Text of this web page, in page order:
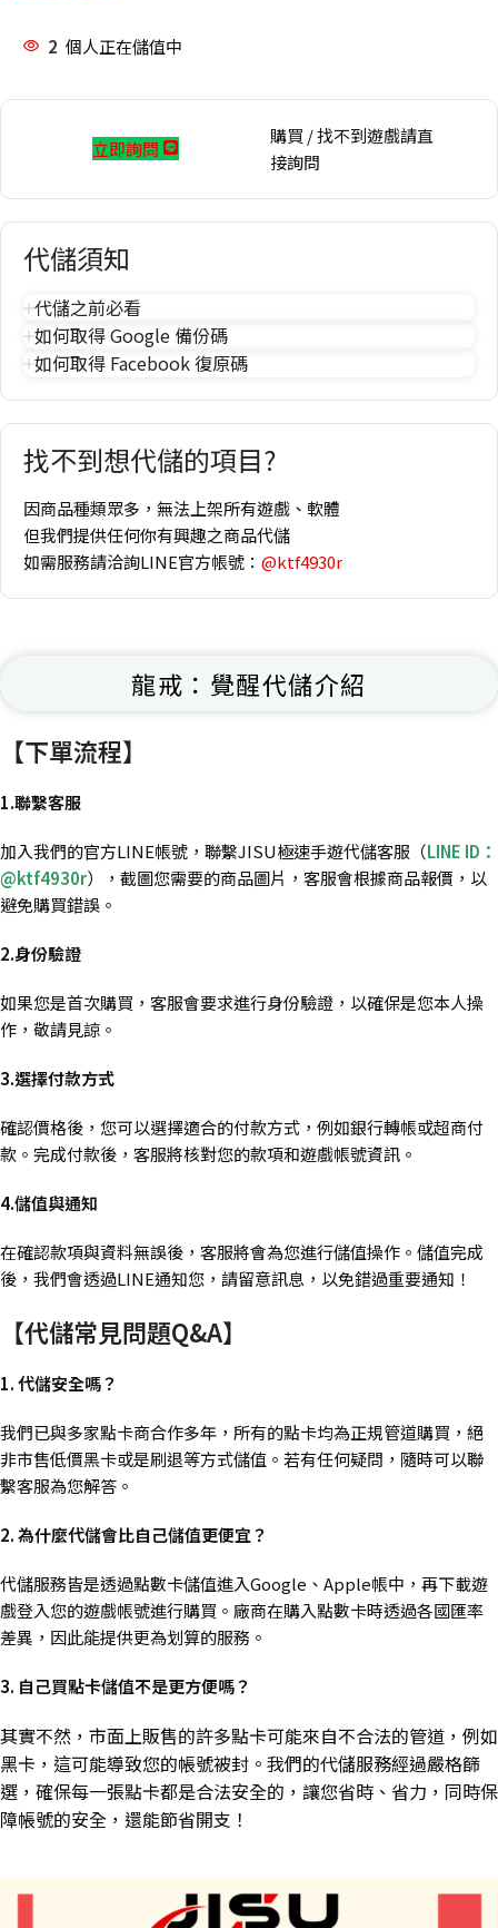
2 個人正在儲值中
立即詢問
購買 / 找不到遊戲請直
接詢問
代儲須知
代儲之前必看
如何取得 Google 備份碼
如何取得 Facebook 復原碼
找不到想代儲的項目?
因商品種類眾多，無法上架所有遊戲、軟體
但我們提供任何你有興趣之商品代儲
如需服務請洽詢LINE官方帳號： @ktf4930r
龍戒：覺醒代儲介紹
【下單流程】
1.聯繫客服
加入我們的官方LINE帳號，聯繫JISU極速手遊代儲客服（LINE ID：
@ktf4930r），截圖您需要的商品圖片，客服會根據商品報價，以
避免購買錯誤。
2.身份驗證
如果您是首次購買，客服會要求進行身份驗證，以確保是您本人操
作，敬請見諒。
3.選擇付款方式
確認價格後，您可以選擇適合的付款方式，例如銀行轉帳或超商付
款。完成付款後，客服將核對您的款項和遊戲帳號資訊。
4.儲值與通知
在確認款項與資料無誤後，客服將會為您進行儲值操作。儲值完成
後，我們會透過LINE通知您，請留意訊息，以免錯過重要通知！
【代儲常見問題Q&A】
1. 代儲安全嗎？
我們已與多家點卡商合作多年，所有的點卡均為正規管道購買，絕
非市售低價黑卡或是刷退等方式儲值。若有任何疑問，隨時可以聯
繫客服為您解答。
2. 為什麼代儲會比自己儲值更便宜？
代儲服務皆是透過點數卡儲值進入Google、Apple帳中，再下載遊
戲登入您的遊戲帳號進行購買。廠商在購入點數卡時透過各國匯率
差異，因此能提供更為划算的服務。
3. 自己買點卡儲值不是更方便嗎？
其實不然，市面上販售的許多點卡可能來自不合法的管道，例如
黑卡，這可能導致您的帳號被封。我們的代儲服務經過嚴格篩
選，確保每一張點卡都是合法安全的，讓您省時、省力，同時保
障帳號的安全，還能節省開支！